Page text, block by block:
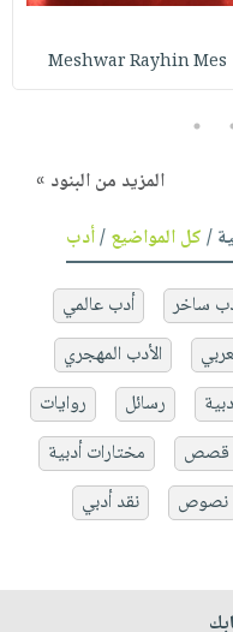
Meshwar Rayhin Mes
5
المزيد من البنود »
/كل المواضيع/أدب
ساخر
أدب عالمي
الأدب المهجري
رسائل
روايات
قصص
مختارات أدبية
نصوص نقد أدبي